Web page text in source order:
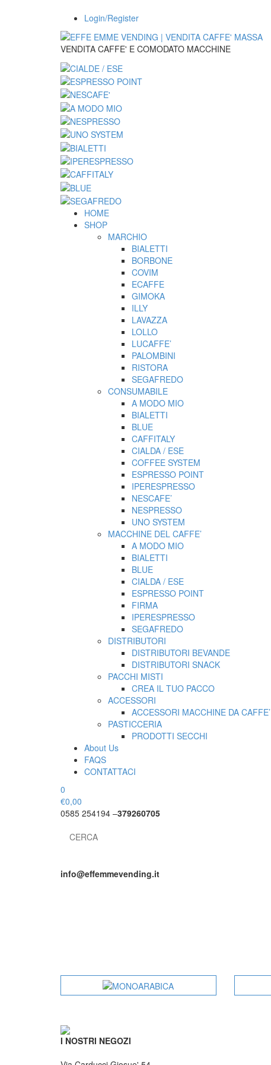
Login/Register
VENDITA CAFFE' E COMODATO MACCHINE
HOME
SHOP
MARCHIO
BIALETTI
BORBONE
COVIM
ECAFFE
GIMOKA
ILLY
LAVAZZA
LOLLO
LUCAFFE’
PALOMBINI
RISTORA
SEGAFREDO
CONSUMABILE
A MODO MIO
BIALETTI
BLUE
CAFFITALY
CIALDA / ESE
COFFEE SYSTEM
ESPRESSO POINT
IPERESPRESSO
NESCAFE’
NESPRESSO
UNO SYSTEM
MACCHINE DEL CAFFE’
A MODO MIO
BIALETTI
BLUE
CIALDA / ESE
ESPRESSO POINT
FIRMA
IPERESPRESSO
SEGAFREDO
DISTRIBUTORI
DISTRIBUTORI BEVANDE
DISTRIBUTORI SNACK
PACCHI MISTI
CREA IL TUO PACCO
ACCESSORI
ACCESSORI MACCHINE DA CAFFE’
PASTICCERIA
PRODOTTI SECCHI
About Us
FAQS
CONTATTACI
0
€0,00
0585 254194 –379260705
for:
info@effemmevending.it
I NOSTRI NEGOZI